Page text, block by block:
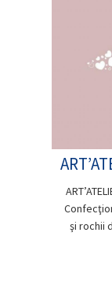
şi rochii